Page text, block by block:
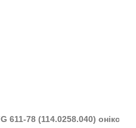
611-78 (114.0258.040) онікс